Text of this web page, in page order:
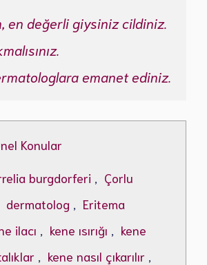
en değerli giysiniz cildiniz.
emanet ediniz.
Konular
burgdorferi , Çorlu
dermatolog , Eritema
ilacı , kene ısırığı , kene
, kene nasıl çıkarılır ,